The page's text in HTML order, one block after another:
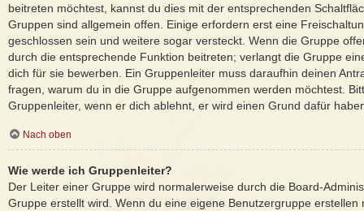
beitreten möchtest, kannst du dies mit der entsprechenden
Gruppen sind allgemein offen. Einige erfordern erst eine
geschlossen sein und weitere sogar versteckt. Wenn die Gruppe
durch die entsprechende Funktion beitreten; verlangt die Gruppe
dich für sie bewerben. Ein Gruppenleiter muss daraufhin deinen
fragen, warum du in die Gruppe aufgenommen werden möchtest.
Gruppenleiter, wenn er dich ablehnt, er wird einen Grund dafür
Nach oben
Wie werde ich Gruppenleiter?
Der Leiter einer Gruppe wird normalerweise durch die Board-
Gruppe erstellt wird. Wenn du eine eigene Benutzergruppe erstellen